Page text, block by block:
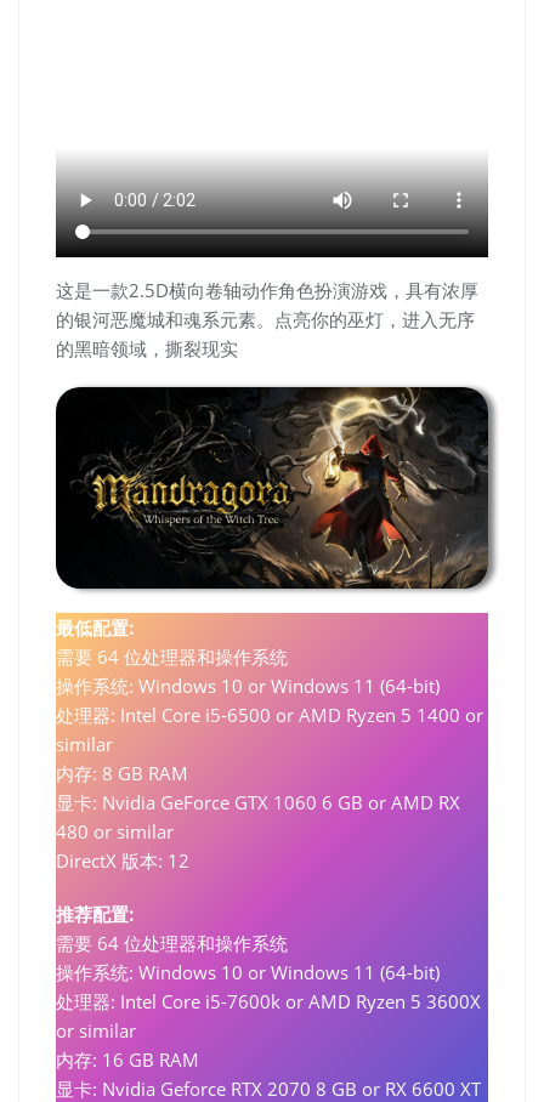
这是一款2.5D横向卷轴动作角色扮演游戏，具有浓厚
的银河恶魔城和魂系元素。点亮你的巫灯，进入无序
的黑暗领域，撕裂现实
最低配置:
需要 64 位处理器和操作系统
操作系统: Windows 10 or Windows 11 (64-bit)
处理器: Intel Core i5-6500 or AMD Ryzen 5 1400 or
similar
内存: 8 GB RAM
显卡: Nvidia GeForce GTX 1060 6 GB or AMD RX
480 or similar
DirectX 版本: 12
推荐配置:
需要 64 位处理器和操作系统
操作系统: Windows 10 or Windows 11 (64-bit)
处理器: Intel Core i5-7600k or AMD Ryzen 5 3600X
or similar
内存: 16 GB RAM
显卡: Nvidia Geforce RTX 2070 8 GB or RX 6600 XT